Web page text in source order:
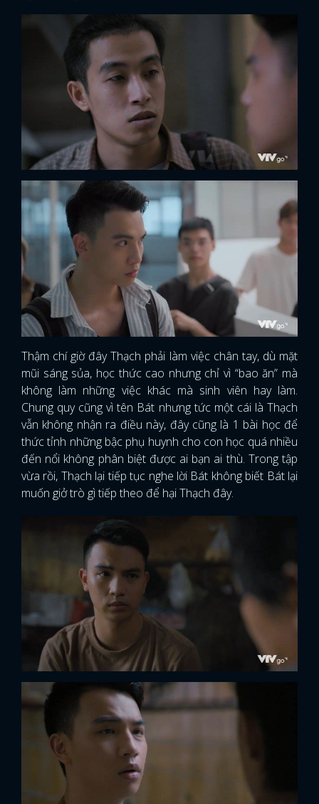
Thậm chí giờ đây Thạch phải làm việc chân tay, dù mặt
mũi sáng sủa, học thức cao nhưng chỉ vì “bao ăn” mà
không làm những việc khác mà sinh viên hay làm.
Chung quy cũng vì tên Bát nhưng tức một cái là Thạch
vẫn không nhận ra điều này, đây cũng là 1 bài học để
thức tỉnh những bậc phụ huynh cho con học quá nhiều
đến nổi không phân biệt được ai bạn ai thù. Trong tập
vừa rồi, Thạch lại tiếp tục nghe lời Bát không biết Bát lại
muốn giở trò gì tiếp theo để hại Thạch đây.